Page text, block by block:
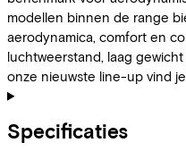
modellen binnen de range
aerodynamica, comfort en
luchtweerstand, laag
onze nieuwste line-up vind
Specificaties